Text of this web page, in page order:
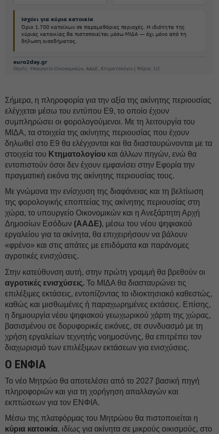
Σήμερα, η πληροφορία για την αξία της ακίνητης περιουσίας
ελέγχεται μέσω του εντύπου Ε9, το οποίο έχουν
συμπληρώσει οι φορολογούμενοι. Με τη λειτουργία του
ΜΙΔΑ, τα στοιχεία της ακίνητης περιουσίας που έχουν
δηλωθεί στο Ε9 θα ελέγχονται και θα διασταυρώνονται με τα
στοιχεία του Κτηματολογίου και άλλων πηγών, ενώ θα
εντοπιστούν όσοι δεν έχουν εμφανίσει στην Εφορία την
πραγματική εικόνα της ακίνητης περιουσίας τους.
Με γνώμονα την ενίσχυση της διαφάνειας και τη βελτίωση
της φορολογικής εποπτείας της ακίνητης περιουσίας στη
χώρα, το υπουργείο Οικονομικών και η Ανεξάρτητη Αρχή
Δημοσίων Εσόδων (ΑΑΔΕ), μέσω του νέου ψηφιακού
εργαλείου για τα ακίνητα, θα επιχειρήσουν να βάλουν
«φρένο» και στις απάτες με επιδόματα και παράνομες
αγροτικές ενισχύσεις.
Στην κατεύθυνση αυτή, στην πρώτη γραμμή θα βρεθούν οι
αγροτικές ενισχύσεις. Το ΜΙΔΑ θα διασταυρώνει τις
επιλέξιμες εκτάσεις, εντοπίζοντας το ιδιοκτησιακό καθεστώς,
καθώς και μισθωμένες ή παραχωρημένες εκτάσεις. Επίσης,
η δημιουργία νέου ψηφιακού γεωχωρικού χάρτη της χώρας,
βασισμένου σε δορυφορικές εικόνες, σε συνδυασμό με τη
χρήση εργαλείων τεχνητής νοημοσύνης, θα επιτρέπει τον
διαχωρισμό των επιλέξιμων εκτάσεων για ενισχύσεις.
Ο ΕΝΦΙΑ
Το νέο Μητρώο θα αποτελέσει από το 2027 βασική πηγή
πληροφοριών και για τη χορήγηση απαλλαγών και
εκπτώσεων για τον ΕΝΦΙΑ.
Μέσω της πλατφόρμας του Μητρώου θα πιστοποιείται η
κύρια κατοικία, ιδίως για ακίνητα σε μικρούς οικισμούς, στο